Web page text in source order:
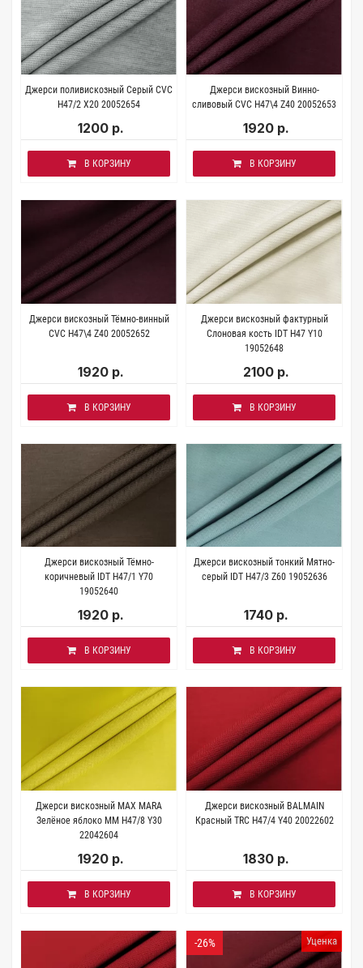
Джерси поливискозный Серый CVC
H47/2 X20 20052654
1200 р.
В КОРЗИНУ
Джерси вискозный Винно-
сливовый CVC H47\4 Z40 20052653
1920 р.
В КОРЗИНУ
Джерси вискозный Тёмно-винный
CVC H47\4 Z40 20052652
1920 р.
В КОРЗИНУ
Джерси вискозный фактурный
Слоновая кость IDT H47 Y10
19052648
2100 р.
В КОРЗИНУ
Джерси вискозный Тёмно-
коричневый IDT H47/1 Y70
19052640
1920 р.
В КОРЗИНУ
Джерси вискозный тонкий Мятно-
серый IDT H47/3 Z60 19052636
1740 р.
В КОРЗИНУ
Джерси вискозный MAX MARA
Зелёное яблоко MM H47/8 Y30
22042604
1920 р.
В КОРЗИНУ
Джерси вискозный BALMAIN
Красный TRC H47/4 Y40 20022602
1830 р.
В КОРЗИНУ
Уценка
-26%